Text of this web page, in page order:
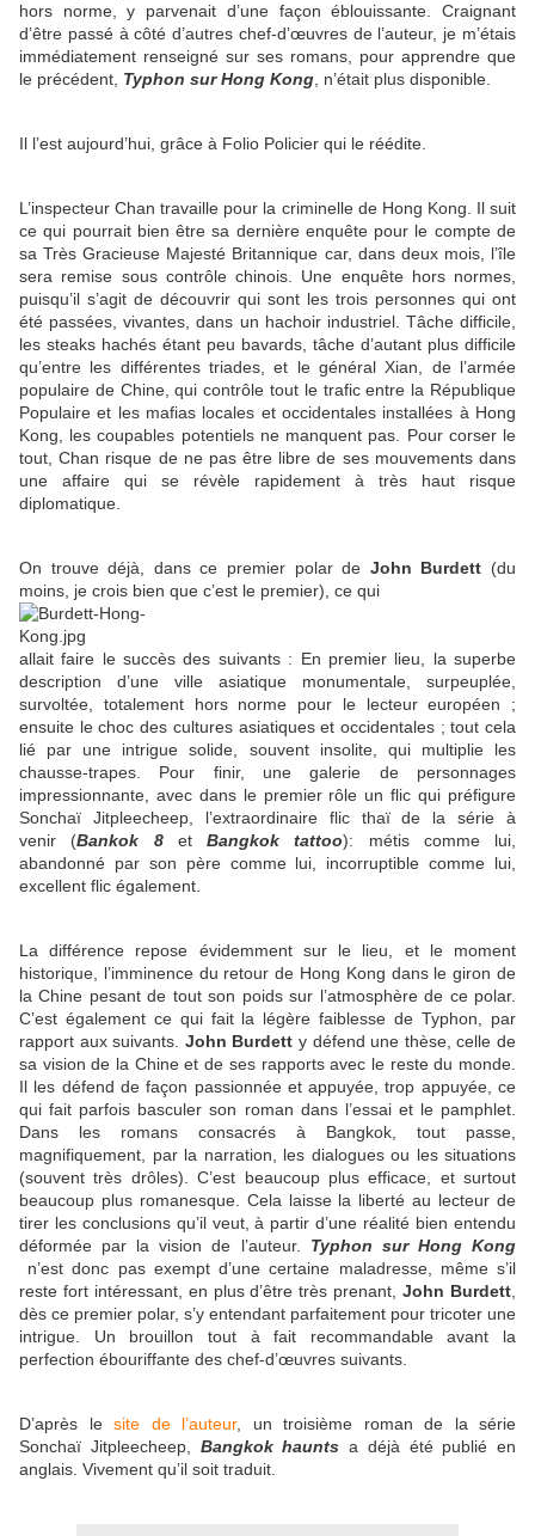
hors norme, y parvenait d’une façon éblouissante. Craignant
d’être passé à côté d’autres chef-d’œuvres de l’auteur, je m’étais
immédiatement renseigné sur ses romans, pour apprendre que
le précédent, Typhon sur Hong Kong , n’était plus disponible.
Il l’est aujourd’hui, grâce à Folio Policier qui le réédite.
L’inspecteur Chan travaille pour la criminelle de Hong Kong. Il suit
ce qui pourrait bien être sa dernière enquête pour le compte de
sa Très Gracieuse Majesté Britannique car, dans deux mois, l’île
sera remise sous contrôle chinois. Une enquête hors normes,
puisqu’il s’agit de découvrir qui sont les trois personnes qui ont
été passées, vivantes, dans un hachoir industriel. Tâche difficile,
les steaks hachés étant peu bavards, tâche d’autant plus difficile
qu’entre les différentes triades, et le général Xian, de l’armée
populaire de Chine, qui contrôle tout le trafic entre la République
Populaire et les mafias locales et occidentales installées à Hong
Kong, les coupables potentiels ne manquent pas. Pour corser le
tout, Chan risque de ne pas être libre de ses mouvements dans
une affaire qui se révèle rapidement à très haut risque
diplomatique.
On trouve déjà, dans ce premier polar de John Burdett (du
moins, je crois bien que c’est le premier), ce qui
allait faire le succès des suivants : En premier lieu, la superbe
description d’une ville asiatique monumentale, surpeuplée,
survoltée, totalement hors norme pour le lecteur européen ;
ensuite le choc des cultures asiatiques et occidentales ; tout cela
lié par une intrigue solide, souvent insolite, qui multiplie les
chausse-trapes. Pour finir, une galerie de personnages
impressionnante, avec dans le premier rôle un flic qui préfigure
Sonchaï Jitpleecheep, l’extraordinaire flic thaï de la série à
venir (Bankok 8et Bangkok tattoo): métis comme lui,
abandonné par son père comme lui, incorruptible comme lui,
excellent flic également.
La différence repose évidemment sur le lieu, et le moment
historique, l’imminence du retour de Hong Kong dans le giron de
la Chine pesant de tout son poids sur l’atmosphère de ce polar.
C’est également ce qui fait la légère faiblesse de Typhon, par
rapport aux suivants. John Burdett y défend une thèse, celle de
sa vision de la Chine et de ses rapports avec le reste du monde.
Il les défend de façon passionnée et appuyée, trop appuyée, ce
qui fait parfois basculer son roman dans l’essai et le pamphlet.
Dans les romans consacrés à Bangkok, tout passe,
magnifiquement, par la narration, les dialogues ou les situations
(souvent très drôles). C’est beaucoup plus efficace, et surtout
beaucoup plus romanesque. Cela laisse la liberté au lecteur de
tirer les conclusions qu’il veut, à partir d’une réalité bien entendu
déformée par la vision de l’auteur. Typhon sur Hong Kong
n’est donc pas exempt d’une certaine maladresse, même s’il
reste fort intéressant, en plus d’être très prenant,John Burdett
dès ce premier polar, s’y entendant parfaitement pour tricoter une
intrigue. Un brouillon tout à fait recommandable avant la
perfection ébouriffante des chef-d’œuvres suivants.
D’après le site de l’auteur, un troisième roman de la série
Sonchaï Jitpleecheep, Bangkok haunts a déjà été publié en
anglais. Vivement qu’il soit traduit.